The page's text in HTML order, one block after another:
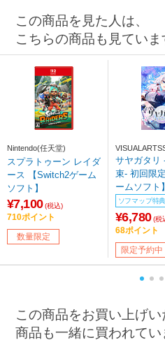
この商品を見た人は、
こちらの商品も見ていま
Nintendo(任天堂)
スプラトゥーン レイダ
ース 【Switch2ゲーム
ソフト】
¥7,100 (税込)
710ポイント
数量限定
サヤガタリ
束- 初回限
ームソフト】
ソフマップ特典
¥6,780 (税
68ポイント
限定予約中
この商品をお買い上げ
商品も一緒に買われてい